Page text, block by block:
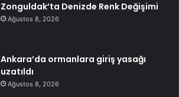
Zonguldak’ta Denizde Renk Değişimi
Ağustos 8, 2026
Ankara’da ormanlara giriş yasağı
uzatıldı
Ağustos 8, 2026